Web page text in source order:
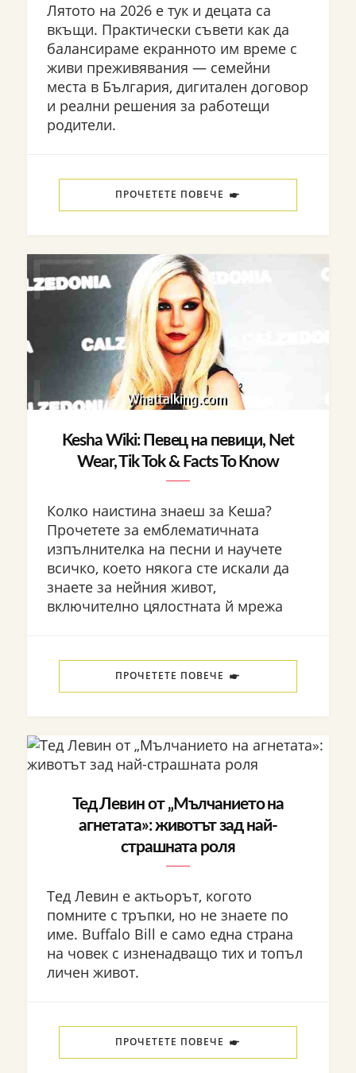
Лятото на 2026 е тук и децата са
вкъщи. Практически съвети как да
балансираме екранното им време с
живи преживявания — семейни
места в България, дигитален договор
и реални решения за работещи
родители.
ПРОЧЕТЕТЕ ПОВЕЧЕ
Kesha Wiki: Певец на певици, Net
Wear, Tik Tok & Facts To Know
Колко наистина знаеш за Кеша?
Прочетете за емблематичната
изпълнителка на песни и научете
всичко, което някога сте искали да
знаете за нейния живот,
включително цялостната й мрежа
ПРОЧЕТЕТЕ ПОВЕЧЕ
Тед Левин от „Мълчанието на
агнетата»: животът зад най-
страшната роля
Тед Левин е актьорът, когото
помните с тръпки, но не знаете по
име. Buffalo Bill е само една страна
на човек с изненадващо тих и топъл
личен живот.
ПРОЧЕТЕТЕ ПОВЕЧЕ